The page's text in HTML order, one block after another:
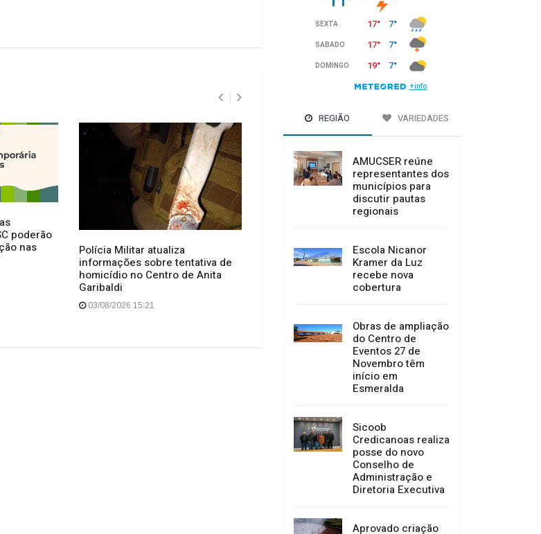
poderão
nas
Polícia Militar atualiza
informações sobre tentativa de
homicídio no Centro de Anita
Garibaldi
03/08/2026 15:21
contra paredão de pedras na SC
- 452 em Anita Garibaldi
REGIÃO VARIEDADES
AMUCSER reúne
representantes dos
municípios para
discutir pautas
regionais
Escola Nicanor
Kramer da Luz
recebe nova
cobertura
Obras de ampliação
do Centro de
Eventos 27 de
Novembro têm
início em
Esmeralda
Sicoob
Credicanoas realiza
posse do novo
Conselho de
Administração e
Diretoria Executiva
Aprovado criação